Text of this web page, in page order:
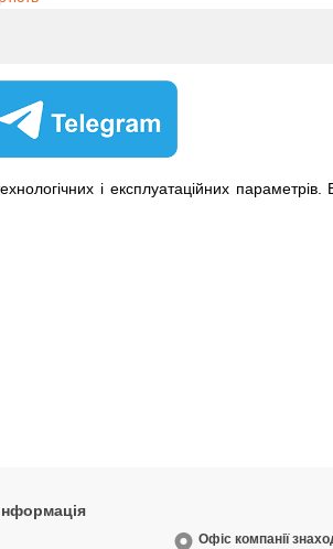
і експлуатаційних
Офіс компанії